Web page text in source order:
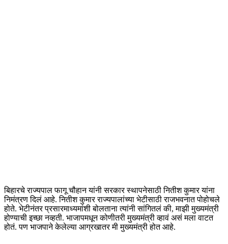
बिहारचे राज्यपाल फागू चौहान यांनी सरकार स्थापनेसाठी नितीश कुमार यांना
निमंत्रण दिलं आहे. नितीश कुमार राज्यपालांच्या भेटीसाठी राजभवनात पोहोचले
होते. भेटीनंतर प्रसारमाध्यमांशी बोलताना त्यांनी सांगितलं की, माझी मुख्यमंत्री
होण्याची इच्छा नव्हती. भाजापमधून कोणीतरी मुख्यमंत्री व्हावं असं मला वाटत
होतं. पण भाजपाने केलेल्या आग्रखातर मी मुख्यमंत्री होत आहे.